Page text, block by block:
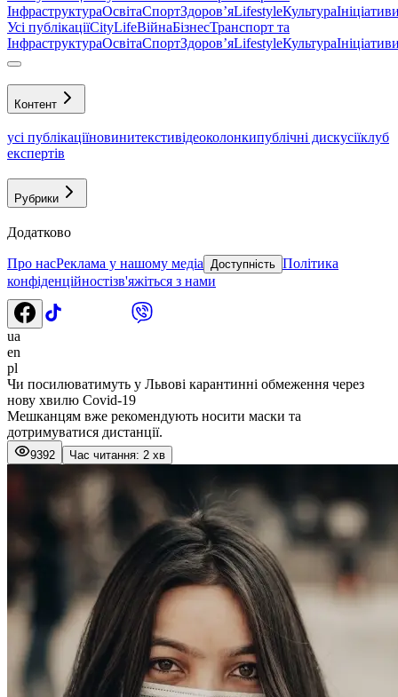
ІнфраструктураОсвітаСпортЗдоровʼяLifestyleКультура
Усі публікаціїCityLifeВійнаБізнесТранспорт та
ІнфраструктураОсвітаСпортЗдоровʼяLifestyleКультура
Контент
усі публікаціїновинитекстивідеоколонкипублічні дискусіїклуб
експертів
Рубрики
Додатково
Про насРеклама у нашому медіа Доступність Політика
конфіденційностізв'яжіться з нами
ua
en
pl
Чи посилюватимуть у Львові карантинні обмеження через
нову хвилю Covid-19
Мешканцям вже рекомендують носити маски та
дотримуватися дистанції.
9392 Час читання: 2 хв